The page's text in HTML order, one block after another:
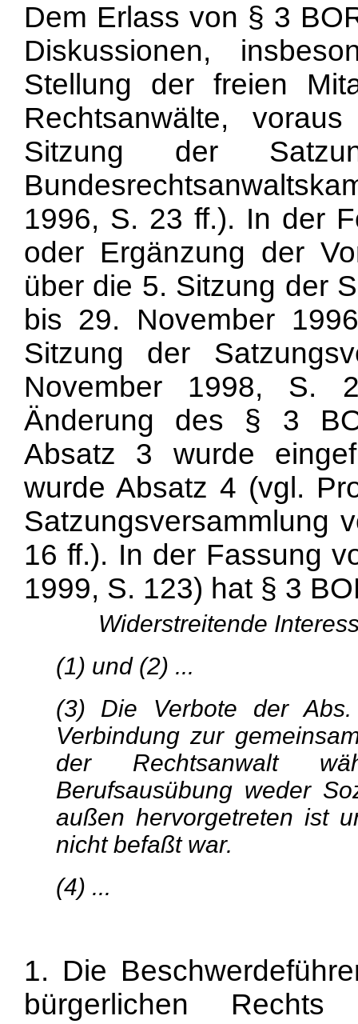
Dem Erlass von § 3
Diskussionen,
Stellung der freien
Rechtsanwälte,
Sitzung der
1996, S. 23 ff.). In der
oder Ergänzung der
über die 5. Sitzung der
bis 29. November
Sitzung der
November 1998, S.
Änderung des § 3
Absatz 3 wurde
wurde Absatz 4 (vgl.
Satzungsversammlung
16 ff.). In der Fassung
1999, S. 123) hat § 3
Widerstreitende
(1) und (2) ...
(3) Die Verbote der
Verbindung zur
der Rechtsanwalt
Berufsausübung weder
außen hervorgetreten ist
nicht befaßt war.
(4) ...
1. Die
bürgerlichen